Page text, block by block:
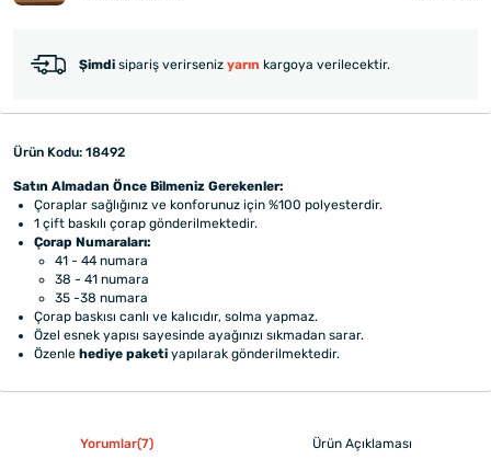
Şimdi sipariş verirseniz yarın kargoya verilecektir.
Ürün Kodu: 18492
Satın Almadan Önce Bilmeniz Gerekenler:
Çoraplar sağlığınız ve konforunuz için %100 polyesterdir.
1 çift baskılı çorap gönderilmektedir.
Çorap Numaraları:
41 - 44 numara
38 - 41 numara
35 -38 numara
Çorap baskısı canlı ve kalıcıdır, solma yapmaz.
Özel esnek yapısı sayesinde ayağınızı sıkmadan sarar.
Özenlehediye paketi yapılarak gönderilmektedir.
Yorumlar(7) Ürün Açıklaması